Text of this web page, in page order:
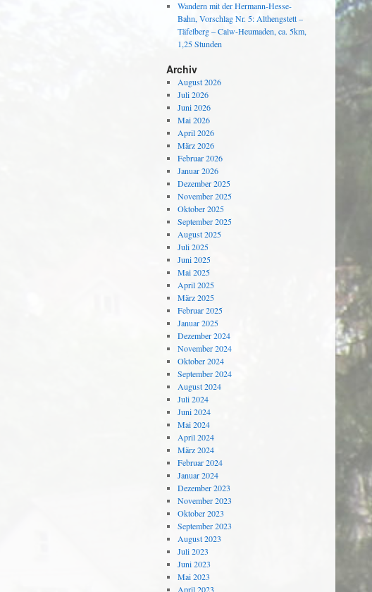
Wandern mit der Hermann-Hesse-
Bahn, Vorschlag Nr. 5: Althengstett –
Täfelberg – Calw-Heumaden, ca. 5km,
1,25 Stunden
Archiv
August 2026
Juli 2026
Juni 2026
Mai 2026
April 2026
März 2026
Februar 2026
Januar 2026
Dezember 2025
November 2025
Oktober 2025
September 2025
August 2025
Juli 2025
Juni 2025
Mai 2025
April 2025
März 2025
Februar 2025
Januar 2025
Dezember 2024
November 2024
Oktober 2024
September 2024
August 2024
Juli 2024
Juni 2024
Mai 2024
April 2024
März 2024
Februar 2024
Januar 2024
Dezember 2023
November 2023
Oktober 2023
September 2023
August 2023
Juli 2023
Juni 2023
Mai 2023
April 2023